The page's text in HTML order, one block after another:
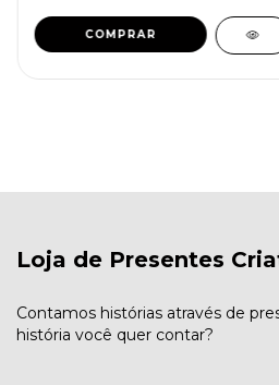
Loja de Presentes
Contamos histórias através de
história você quer contar?